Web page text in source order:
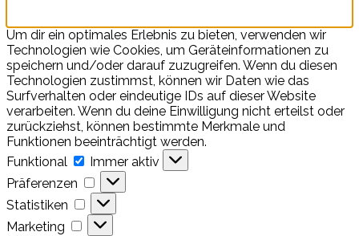
Um dir ein optimales Erlebnis zu bieten, verwenden wir
Technologien wie Cookies, um Geräteinformationen zu
speichern und/oder darauf zuzugreifen. Wenn du diesen
Technologien zustimmst, können wir Daten wie das
Surfverhalten oder eindeutige IDs auf dieser Website
verarbeiten. Wenn du deine Einwilligung nicht erteilst oder
zurückziehst, können bestimmte Merkmale und
Funktionen beeinträchtigt werden.
Funktional
Funktional
Immer aktiv
Präferenzen
Präferenzen
Statistiken
Statistiken
Marketing
Marketing